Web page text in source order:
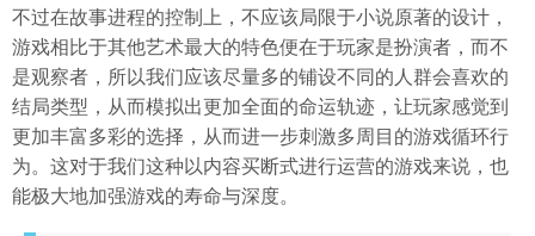
不过在故事进程的控制上，不应该局限于小说原著的设计，
游戏相比于其他艺术最大的特色便在于玩家是扮演者，而不
是观察者，所以我们应该尽量多的铺设不同的人群会喜欢的
结局类型，从而模拟出更加全面的命运轨迹，让玩家感觉到
更加丰富多彩的选择，从而进一步刺激多周目的游戏循环行
为。这对于我们这种以内容买断式进行运营的游戏来说，也
能极大地加强游戏的寿命与深度。